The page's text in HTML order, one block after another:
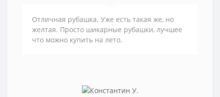
Отличная рубашка. Уже есть такая же, но
желтая. Просто шикарные рубашки, лучшее
что можно купить на лето.